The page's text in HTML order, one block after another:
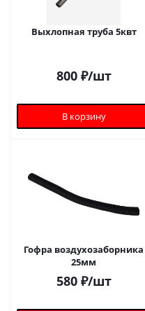
Выхлопная труба 5квт
800₽/шт
В корзину
Гофра воздухозаборника
25мм
580₽/шт